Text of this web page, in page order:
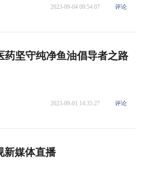
2023-09-04 09:54:07 评论
药坚守纯净鱼油倡导者之路
2023-09-01 14:35:27 评论
媒体直播